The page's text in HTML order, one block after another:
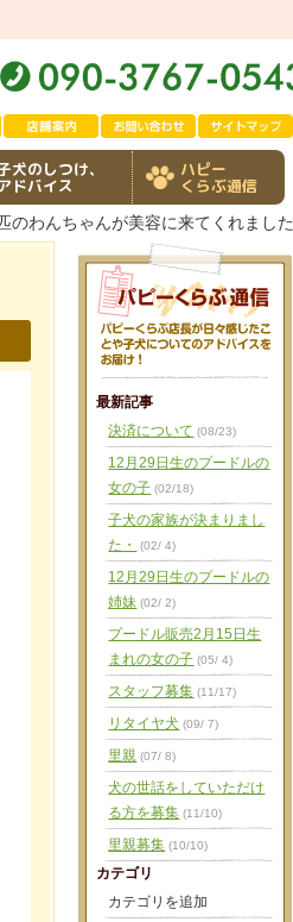
犬のしつけ、
ドバイス
ハピー
くらぶ通信
のわんちゃんが美容に来てくれました
最新記事
決済について (08/23)
12月29日生のプードルの
女の子 (02/18)
子犬の家族が決まりまし
た・
(02/ 4)
12月29日生のプードルの
姉妹 (02/ 2)
プードル販売2月15日生
まれの女の子 (05/ 4)
スタッフ募集 (11/17)
リタイヤ犬 (09/ 7)
里親 (07/ 8)
犬の世話をしていただけ
る方を募集 (11/10)
里親募集 (10/10)
カテゴリ
カテゴリを追加